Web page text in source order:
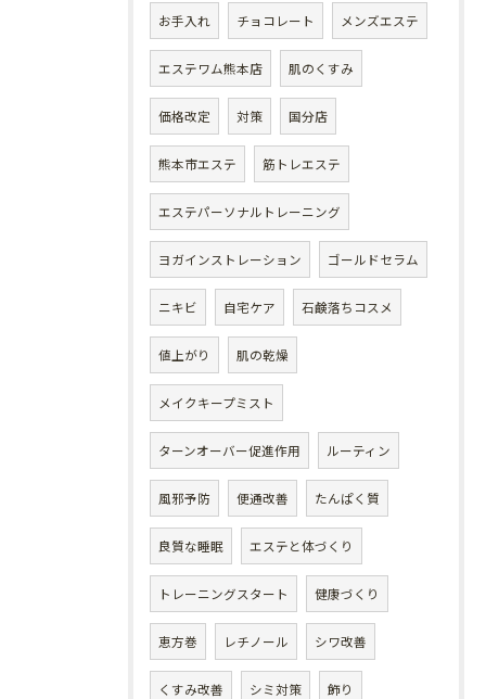
お手入れ チョコレート メンズエステ
エステワム熊本店 肌のくすみ
価格改定 対策 国分店
熊本市エステ 筋トレエステ
エステパーソナルトレーニング
ヨガインストレーション ゴールドセラム
ニキビ 自宅ケア 石鹸落ちコスメ
値上がり 肌の乾燥
メイクキープミスト
ターンオーバー促進作用 ルーティン
風邪予防 便通改善 たんぱく質
良質な睡眠 エステと体づくり
トレーニングスタート 健康づくり
恵方巻 レチノール シワ改善
くすみ改善 シミ対策 飾り